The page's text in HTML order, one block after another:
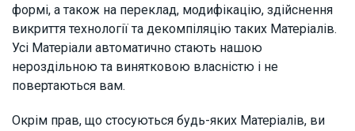
формі, а також на переклад, модифікацію, здійснення
викриття технології та декомпіляцію таких Матеріалів.
Усі Матеріали автоматично стають нашою
нероздільною та винятковою власністю і не
повертаються вам.
Окрім прав, що стосуються будь-яких Матеріалів, ви